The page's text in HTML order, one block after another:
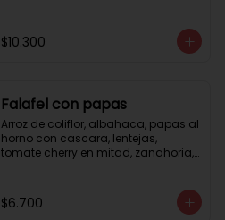
verde, limón.
$10.300
Falafel con papas
Arroz de coliflor, albahaca, papas al
horno con cascara, lentejas,
tomate cherry en mitad, zanahoria,
$6.700